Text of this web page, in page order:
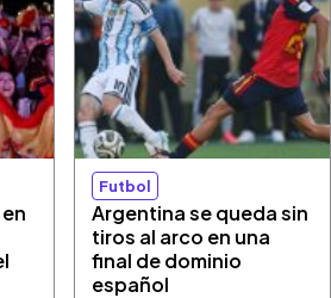
Futbol
Argentina se queda sin
tiros al arco en una
final de dominio
español